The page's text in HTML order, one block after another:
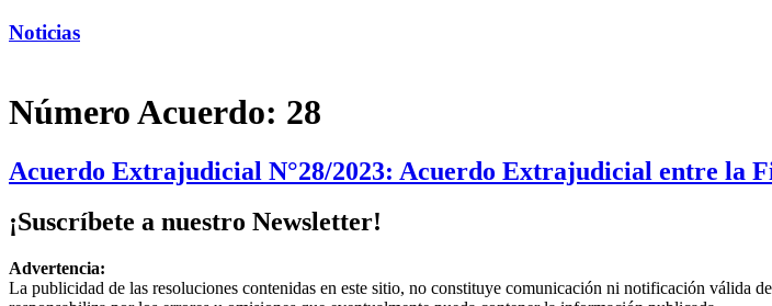
Noticias
Número Acuerdo: 28
Acuerdo Extrajudicial N°28/2023: Acuerdo Extrajudicial entre la
¡Suscríbete a nuestro Newsletter!
Advertencia:
La publicidad de las resoluciones contenidas en este sitio, no constituye comunicación ni notificación válida